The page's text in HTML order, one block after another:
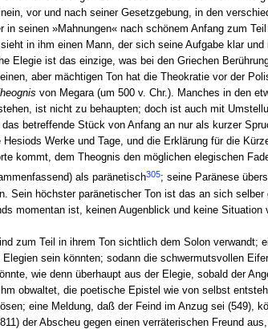
vor und nach seiner Gesetzgebung, in den
in seinen »Mahnungen« nach schönem Anfang zum
in ihm einen Mann, der sich seine Aufgabe klar
Elegie ist das einzige, was bei den Griechen
aber mächtigen Ton hat die Theokratie vor der
von Megara (um 500 v. Chr.). Manches in den
ist nicht zu behaupten; doch ist auch mit
betreffende Stück von Anfang an nur als kurzer
Werke und Tage, und die Erklärung für die
kommt, dem Theognis den möglichen elegischen
als paränetisch305; seine Paränese
Sein höchster paränetischer Ton ist das an sich
momentan ist, keinen Augenblick und keine
zum Teil in ihrem Ton sichtlich dem Solon verwandt;
sein könnten; sodann die schwermutsvollen
wie denn überhaupt aus der Elegie, sobald der
obwaltet, die poetische Epistel wie von selbst
eine Meldung, daß der Feind im Anzug sei (549),
der Abscheu gegen einen verräterischen Freund